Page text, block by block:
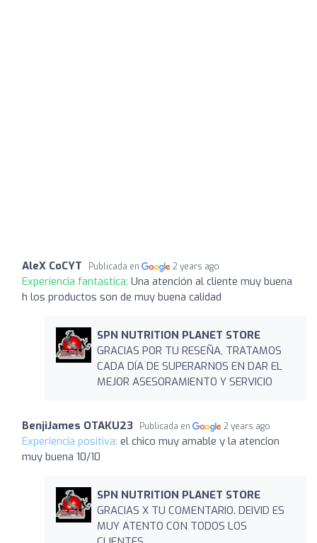
AleX CoCYT Publicada en 2 years ago
Experiencia fantástica: Una atención al cliente muy buena
h los productos son de muy buena calidad
SPN NUTRITION PLANET STORE
GRACIAS POR TU RESEÑA, TRATAMOS
CADA DÍA DE SUPERARNOS EN DAR EL
MEJOR ASESORAMIENTO Y SERVICIO
BenjiJames OTAKU23 Publicada en 2 years ago
Experiencia positiva: el chico muy amable y la atencion
muy buena 10/10
SPN NUTRITION PLANET STORE
GRACIAS X TU COMENTARIO. DEIVID ES
MUY ATENTO CON TODOS LOS